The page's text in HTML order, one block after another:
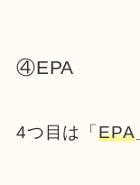
④EPA
4つ目は「 EPA